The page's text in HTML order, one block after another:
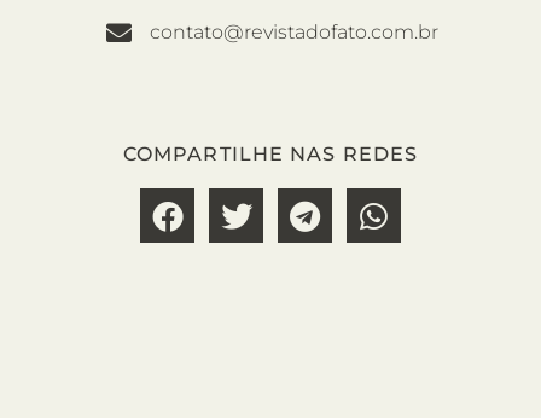
contato@revistadofato.com.br
COMPARTILHE NAS REDES